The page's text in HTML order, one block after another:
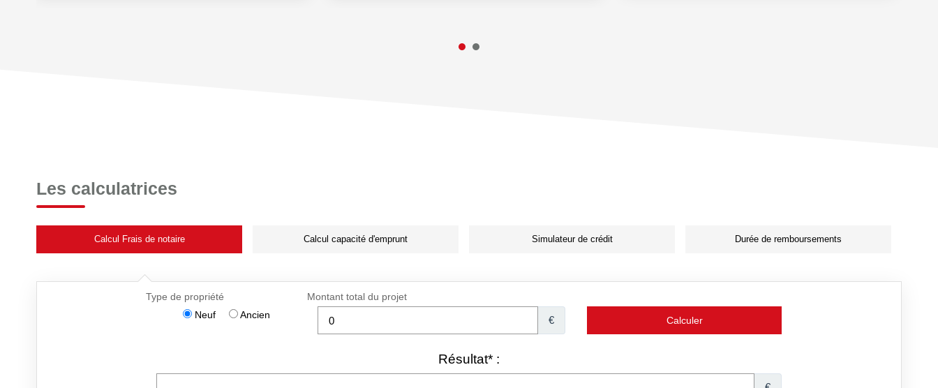
Les calculatrices
Calcul Frais de notaire Calcul capacité d'emprunt Simulateur de crédit Durée de remboursements